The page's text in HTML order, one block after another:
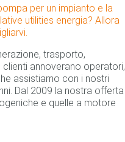
per un impianto e la
utilities energia? Allora
trasporto,
annoverano operatori,
assistiamo con i nostri
Dal 2009 la nostra offerta
e quelle a motore